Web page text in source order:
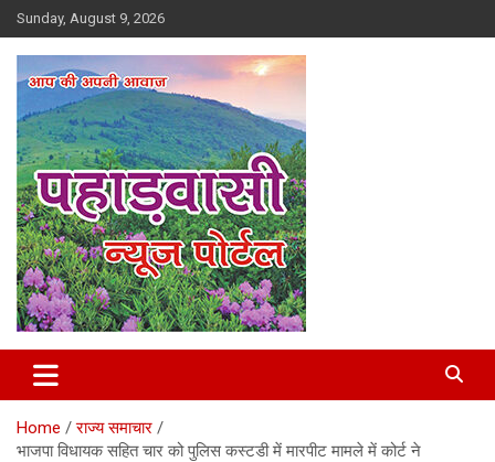
Skip
to
content
Sunday, August 9, 2026
Pahadvasi
Home
राज्य समाचार
भाजपा विधायक सहित चार को पुलिस कस्टडी में मारपीट मामले में कोर्ट ने